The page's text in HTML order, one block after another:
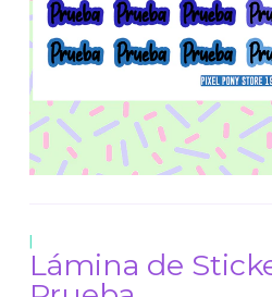
|
Lámina de